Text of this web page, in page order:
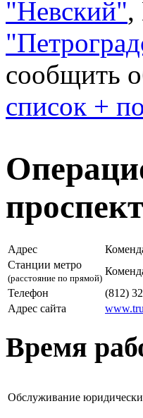
"Невский",
сообщить
список +
Адрес
Станции метро
(расстояние по прямой)
Телефон
(812)
Адрес сайта
Время
Обслуживание